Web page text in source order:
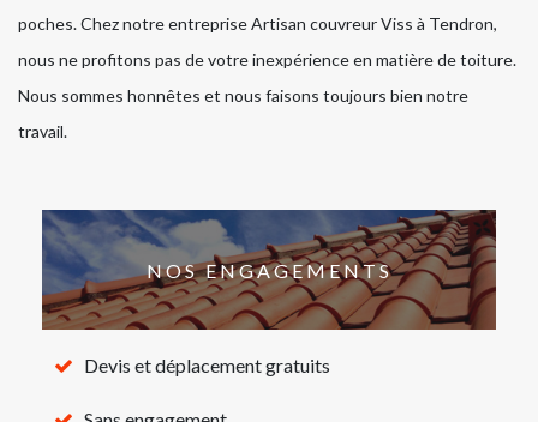
poches. Chez notre entreprise Artisan couvreur Viss à Tendron,
nous ne profitons pas de votre inexpérience en matière de toiture.
Nous sommes honnêtes et nous faisons toujours bien notre
travail.
NOS ENGAGEMENTS
Devis et déplacement gratuits